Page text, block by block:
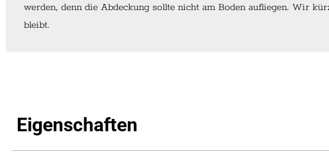
werden, denn die Abdeckung sollte nicht am Boden aufliegen. Wir
bleibt.
Eigenschaften